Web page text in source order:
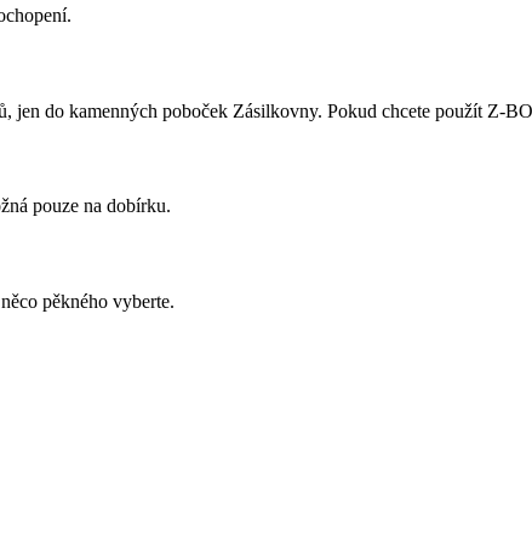
do kamenných poboček Zásilkovny. Pokud chcete použít Z-
pouze na dobírku.
pěkného vyberte.